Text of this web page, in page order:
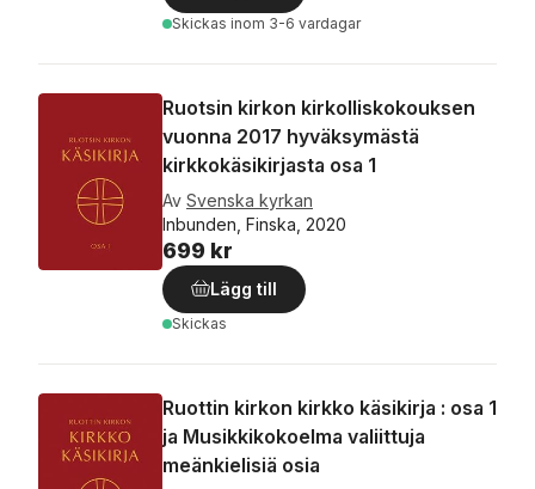
Skickas inom 3-6 vardagar
Ruotsin kirkon kirkolliskokouksen
vuonna 2017 hyväksymästä
kirkkokäsikirjasta osa 1
Av Svenska kyrkan
Inbunden, Finska, 2020
699 kr
Lägg till
Skickas
Ruottin kirkon kirkko käsikirja : osa 1
ja Musikkikokoelma valiittuja
meänkielisiä osia